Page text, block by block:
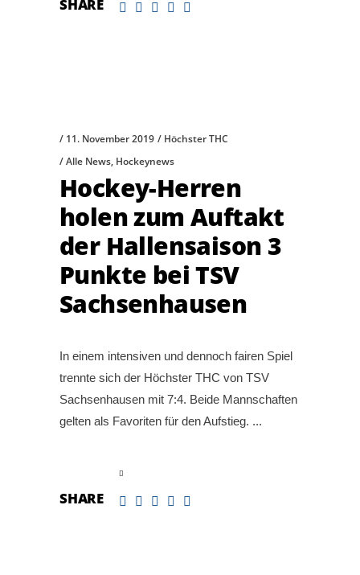
SHARE
11. November 2019
Höchster THC
Alle News, Hockeynews
Hockey-Herren
holen zum Auftakt
der Hallensaison 3
Punkte bei TSV
Sachsenhausen
In einem intensiven und dennoch fairen Spiel
trennte sich der Höchster THC von TSV
Sachsenhausen mit 7:4. Beide Mannschaften
gelten als Favoriten für den Aufstieg.
SHARE